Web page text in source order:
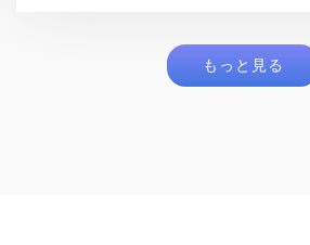
もっと見る